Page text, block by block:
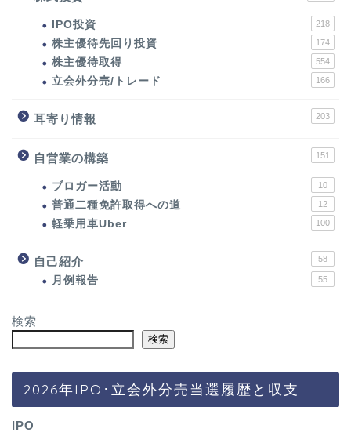
IPO投資 218
株主優待先回り投資 174
株主優待取得 554
立会外分売/トレード 166
耳寄り情報 203
自営業の構築 151
ブロガー活動 10
普通二種免許取得への道 12
軽乗用車Uber 100
自己紹介 58
月例報告 55
検索
検索
2026年IPO･立会外分売当選履歴と収支
IPO